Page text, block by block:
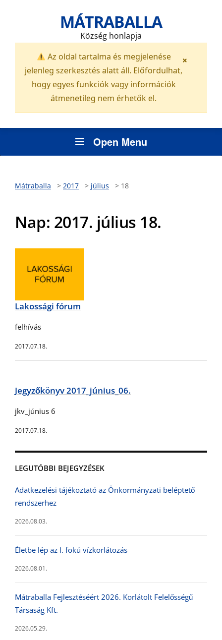
MÁTRABALLA
Község honlapja
Az oldal tartalma és megjelenése
jelenleg szerkesztés alatt áll. Előfordulhat,
hogy egyes funkciók vagy információk
átmenetileg nem érhetők el.
×
Open Menu
Mátraballa > 2017 > július > 18
LEGUTÓBBI BEJEGYZÉSEK
Adatkezelési tájékoztató az Önkormányzati beléptető
rendszerhez
2026.08.03.
Életbe lép az I. fokú vízkorlátozás
2026.08.01.
Mátraballa Fejlesztéséért 2026. Korlátolt Felelősségű
Társaság Kft.
2026.05.29.
Nap: 2017. július 18.
Lakossági fórum
felhívás
2017.07.18.
Jegyzőkönyv 2017_június_06.
jkv_június 6
2017.07.18.